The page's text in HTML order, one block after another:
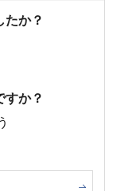
たか？
すか？